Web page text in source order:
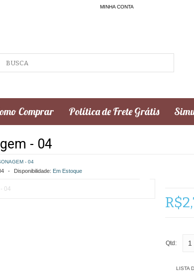
MINHA CONTA
Comprar Política de Frete Grátis
- 04
- 04
Disponibilidade: Em Estoque
Qtd:
LISTA